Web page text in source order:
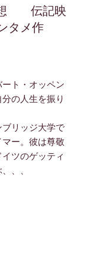
想 伝記映
タメ作
ト・オッペン
の人生を振り
ブリッジ大学で
ー。彼は尊敬
ツのゲッティ
、、